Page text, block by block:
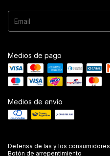
Medios de pago
Medios de envío
Defensa de las y los
Botón de arrepentimiento